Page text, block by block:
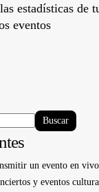
estadísticas de
eventos
Buscar
un evento en
y eventos